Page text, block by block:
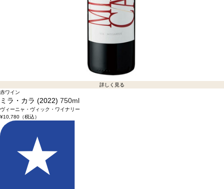
詳しく見る
赤ワイン
ミラ・カラ (2022) 750ml
ヴィーニャ・ヴィック・ワイナリー
¥10,780（税込）